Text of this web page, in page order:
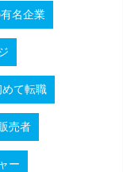
名企業
て転職
売者
ー